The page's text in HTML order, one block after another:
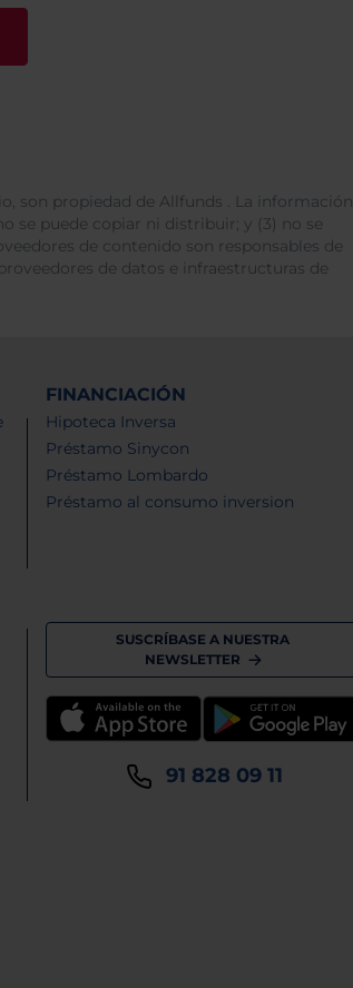
son propiedad de Allfunds . La información
se puede copiar ni distribuir; y (3) no se
de contenido son responsables de
de datos e infraestructuras de
FINANCIACIÓN
Hipoteca Inversa
Préstamo Sinycon
Préstamo Lombardo
Préstamo al consumo inversion
SUSCRÍBASE A NUESTRA
NEWSLETTER
91 828 09 11